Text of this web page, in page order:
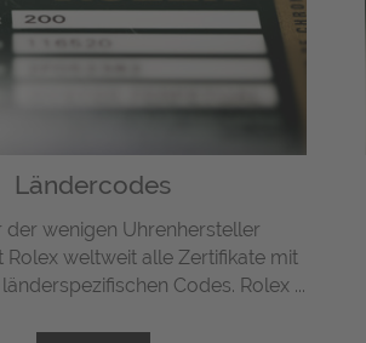
Ländercodes
der wenigen Uhrenhersteller
Rolex weltweit alle Zertifikate mit
Codes. Rolex ...